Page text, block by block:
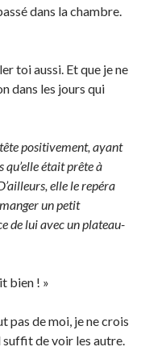
dans la chambre.
toi aussi. Et que je ne
dans les jours qui
positivement, ayant
était prête à
elle le repéra
un petit
de lui avec un plateau-
bien ! »
pas de moi, je ne crois
suffit de voir les autre.